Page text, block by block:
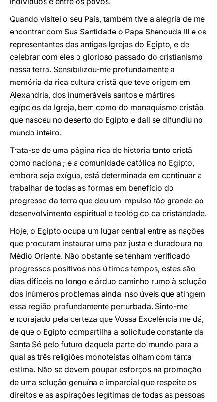
Quando visitei o seu País, também tive a alegria de me
encontrar com Sua Santidade o Papa Shenouda III e os
representantes das antigas Igrejas do Egipto, e de
celebrar com eles o glorioso passado do cristianismo
nessa terra. Sensibilizou-me profundamente a
memória da rica cultura cristã que teve origem em
Alexandria, dos inumeráveis santos e mártires
egípcios da Igreja, bem como do monaquismo cristão
que nasceu no deserto do Egipto e dali se difundiu no
mundo inteiro.
Trata-se de uma página rica de história tanto cristã
como nacional; e a comunidade católica no Egipto,
embora seja exígua, está determinada em continuar a
trabalhar de todas as formas em benefício do
progresso da terra que deu um impulso tão grande ao
desenvolvimento espiritual e teológico da cristandade.
Hoje, o Egipto ocupa um lugar central entre as nações
que procuram instaurar uma paz justa e duradoura no
Médio Oriente. Não obstante se tenham verificado
progressos positivos nos últimos tempos, estes são
dias difíceis no longo e árduo caminho rumo à solução
dos inúmeros problemas ainda insolúveis que atingem
essa região profundamente perturbada. Sinto-me
encorajado pela certeza que Vossa Excelência me dá,
de que o Egipto compartilha a solicitude constante da
Santa Sé pelo futuro daquela parte do mundo para a
qual as três religiões monoteístas olham com tanta
estima. Não se devem poupar esforços na promoção
de uma solução genuína e imparcial que respeite os
direitos e as aspirações legítimas de todas as pessoas